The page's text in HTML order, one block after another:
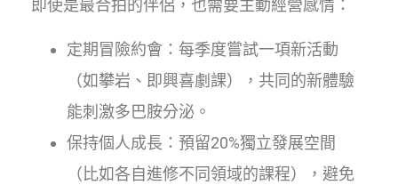
即使是最合拍的伴侶，也需要主動經營感情：
定期冒險約會：每季度嘗試一項新活動
（如攀岩、即興喜劇課），共同的新體驗
能刺激多巴胺分泌。
保持個人成長：預留20%獨立發展空間
（比如各自進修不同領域的課程），避免